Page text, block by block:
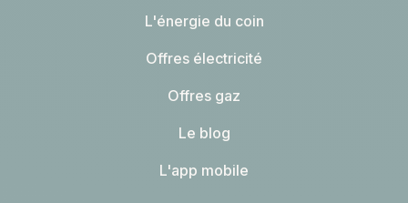
L'énergie du coin
Offres électricité
Offres gaz
Le blog
L'app mobile